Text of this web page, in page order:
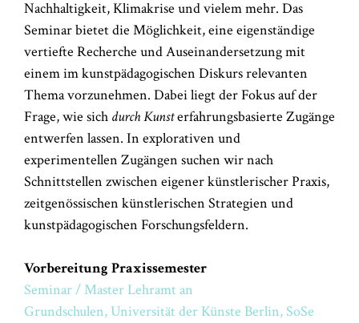
Nachhaltigkeit, Klimakrise und vielem mehr. Das
Seminar bietet die Möglichkeit, eine eigenständige
vertiefte Recherche und Auseinandersetzung mit
einem im kunstpädagogischen Diskurs relevanten
Thema vorzunehmen. Dabei liegt der Fokus auf der
Frage, wie sich durch Kunsterfahrungsbasierte Zugänge
entwerfen lassen. In explorativen und
experimentellen Zugängen suchen wir nach
Schnittstellen zwischen eigener künstlerischer Praxis,
zeitgenössischen künstlerischen Strategien und
kunstpädagogischen Forschungsfeldern.
Vorbereitung Praxissemester
Seminar / Master Lehramt an
Grundschulen, Universität der Künste Berlin, SoSe